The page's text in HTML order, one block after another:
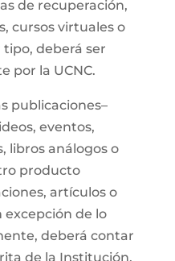
de recuperación,
cursos virtuales o
deberá ser
por la UCNC.
publicaciones–
eventos,
libros análogos o
producto
artículos o
excepción de lo
deberá contar
de la Institución.